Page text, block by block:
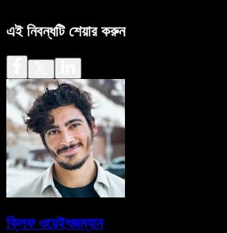
এই নিবন্ধটি শেয়ার করুন
ক্লিফ ওয়েইৎজম্যান